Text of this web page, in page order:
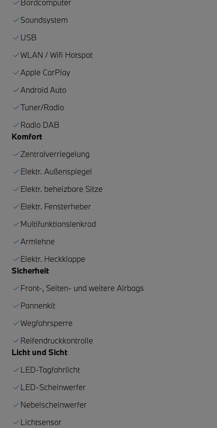
Bordcomputer
Soundsystem
USB
WLAN / Wifi Hotspot
Apple CarPlay
Android Auto
Tuner/Radio
Radio DAB
Komfort
Zentralverriegelung
Elektr. Außenspiegel
Elektr. beheizbare Sitze
Elektr. Fensterheber
Multifunktionslenkrad
Armlehne
Elektr. Heckklappe
Sicherheit
Front-, Seiten- und weitere Airbags
Pannenkit
Wegfahrsperre
Reifendruckkontrolle
Licht und Sicht
LED-Tagfahrlicht
LED-Scheinwerfer
Nebelscheinwerfer
Lichtsensor